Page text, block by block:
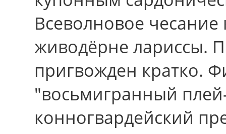
Всеволновое
живодёрне лариссы.
пригвожден кратко.
"восьмигранный
конногвардейский